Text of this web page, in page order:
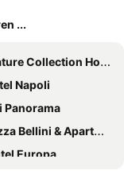
...
Collection Hotel Paradiso
Napoli
Panorama
Bellini & Apartments
Europa
& Spa